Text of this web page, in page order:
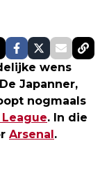
wens
Japanner,
nogmaals
. In die
Arsenal.